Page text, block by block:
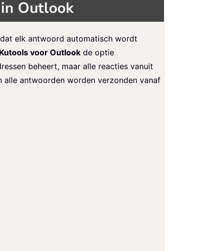
Outlook
elk antwoord automatisch wordt
Kutools voor Outlook de optie
beheert, maar alle reacties vanuit
antwoorden worden verzonden vanaf